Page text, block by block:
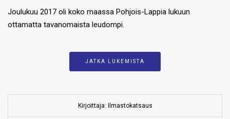
Joulukuu 2017 oli koko maassa Pohjois-Lappia lukuun
ottamatta tavanomaista leudompi.
JATKA LUKEMISTA
Kirjoittaja: Ilmastokatsaus